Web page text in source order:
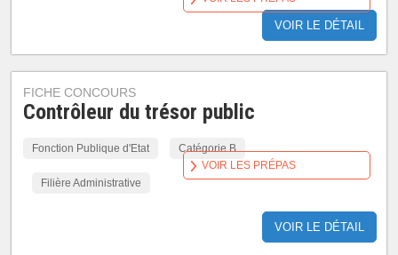
VOIR LE DÉTAIL
FICHE CONCOURS
Contrôleur du trésor public
Fonction Publique d'Etat Catégorie B
Filière Administrative
VOIR LE DÉTAIL
VOIR LES PRÉPAS